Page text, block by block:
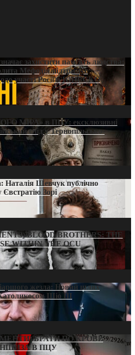
захистити пам’ять людства:
Мефодія підтримує
участі Росії в ЮНЕСКО
МІРА» в ПЦУ: ексклюзивні
слід у Тернопільсько-
Наталія Шевчук публічно
Євстратію Зорі
BLOOD BROTHERS: THE
WITHIN THE OCU
жезла: Новий шлях
Шіо III
БРАТИ ПО КРОВІ:
В ПЦУ